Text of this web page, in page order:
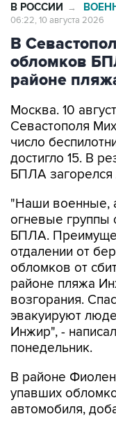
В РОССИИ →
06:22, 10 августа 2026
В
обломков
районе
Москва. 10
Севастополя
число
достигло 15. В
БПЛА
"Наши военные,
огневые группы
БПЛА.
отдалении от
обломков от
районе пляжа
возгорания.
эвакуируют
Инжир", -
понедельник.
В районе
упавших
автомобиля,